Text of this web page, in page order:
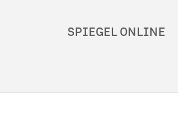
SPIEGEL ONLINE